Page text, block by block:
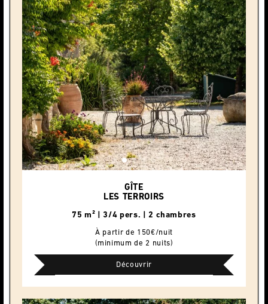
GÎTE
LES TERROIRS
75 m² | 3/4 pers. | 2 chambres
À partir de 150€/nuit
(minimum de 2 nuits)
Découvrir